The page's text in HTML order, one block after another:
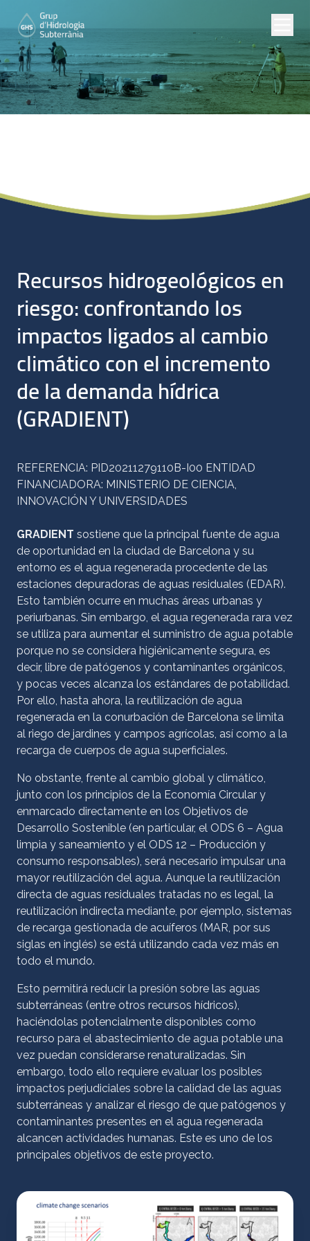
Recursos hidrogeológicos en
riesgo: confrontando los
impactos ligados al cambio
climático con el incremento
de la demanda hídrica
(GRADIENT)
REFERENCIA: PID20211279110B-I00 ENTIDAD
FINANCIADORA: MINISTERIO DE CIENCIA,
INNOVACIÓN Y UNIVERSIDADES
GRADIENT sostiene que la principal fuente de agua
de oportunidad en la ciudad de Barcelona y su
entorno es el agua regenerada procedente de las
estaciones depuradoras de aguas residuales (EDAR).
Esto también ocurre en muchas áreas urbanas y
periurbanas. Sin embargo, el agua regenerada rara vez
se utiliza para aumentar el suministro de agua potable
porque no se considera higiénicamente segura, es
decir, libre de patógenos y contaminantes orgánicos,
y pocas veces alcanza los estándares de potabilidad.
Por ello, hasta ahora, la reutilización de agua
regenerada en la conurbación de Barcelona se limita
al riego de jardines y campos agrícolas, así como a la
recarga de cuerpos de agua superficiales.
No obstante, frente al cambio global y climático,
junto con los principios de la Economía Circular y
enmarcado directamente en los Objetivos de
Desarrollo Sostenible (en particular, el ODS 6 – Agua
limpia y saneamiento y el ODS 12 – Producción y
consumo responsables), será necesario impulsar una
mayor reutilización del agua. Aunque la reutilización
directa de aguas residuales tratadas no es legal, la
reutilización indirecta mediante, por ejemplo, sistemas
de recarga gestionada de acuíferos (MAR, por sus
siglas en inglés) se está utilizando cada vez más en
todo el mundo.
Esto permitirá reducir la presión sobre las aguas
subterráneas (entre otros recursos hídricos),
haciéndolas potencialmente disponibles como
recurso para el abastecimiento de agua potable una
vez puedan considerarse renaturalizadas. Sin
embargo, todo ello requiere evaluar los posibles
impactos perjudiciales sobre la calidad de las aguas
subterráneas y analizar el riesgo de que patógenos y
contaminantes presentes en el agua regenerada
alcancen actividades humanas. Este es uno de los
principales objetivos de este proyecto.